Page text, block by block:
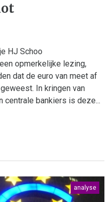
HJ Schoo
opmerkelijke lezing,
dat de euro van meet af
In kringen van
centrale bankiers is deze...
analyse